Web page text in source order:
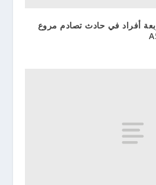
أفراد في حادث تصادم مروع